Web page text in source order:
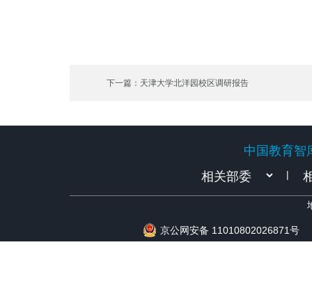
下一篇：天津大学北洋园校区调研报告
中国教育智
|
京公网安备 11010802026871号